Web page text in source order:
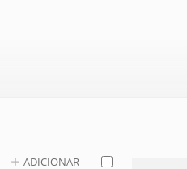
ADICIONAR